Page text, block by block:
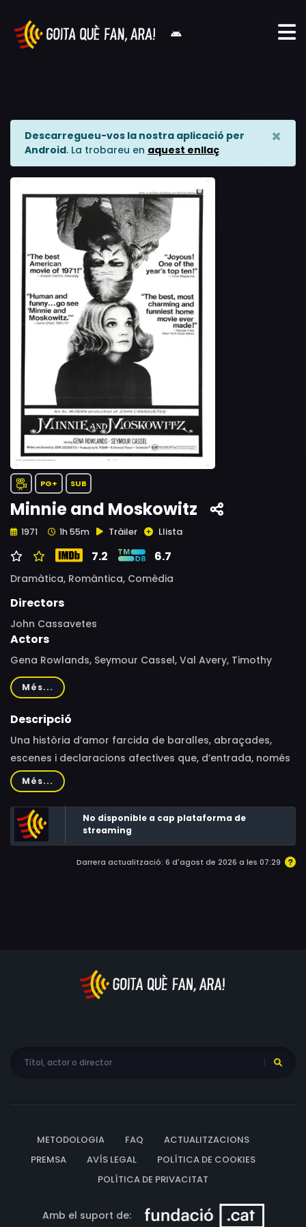
Descarregueu-vos la nostra aplicació per
Android. La trobareu en aquest enllaç
×
PG+ SUB
Minnie and Moskowitz
1971 1h 55m Tràiler Llista
7.2 6.7
Dramàtica, Romàntica, Comèdia
Directors
John Cassavetes
Actors
Gena Rowlands, Seymour Cassel, Val Avery, Timothy
Carey, Katherine Cassavetes, Elizabeth Deering, Elsie
Ames, Lady Rowlands, Holly Near, Judith Roberts, Jack
Danskin, Eleanor Zee, John Cassavetes, Sean Joyce,
Roberta Collins, Bruce Brown, Darren Moloney
Més...
Descripció
Una història d’amor farcida de baralles, abraçades,
escenes i declaracions afectives que, d’entrada, només
tenen en comú la seva soledat.
Més...
No disponible a cap plataforma de
streaming
Darrera actualització: 6 d'agost de 2026 a les 07:29
METODOLOGIA FAQ
ACTUALITZACIONS
PREMSA
AVÍS LEGAL
POLÍTICA DE COOKIES
POLÍTICA DE PRIVACITAT
Amb el suport de: